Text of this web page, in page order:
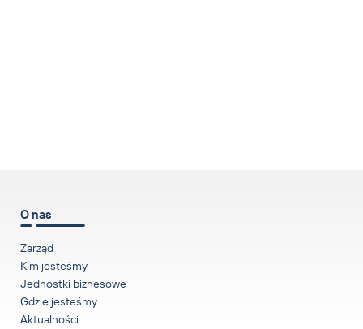
O nas
Zarząd
Kim jesteśmy
Jednostki biznesowe
Gdzie jesteśmy
Aktualności